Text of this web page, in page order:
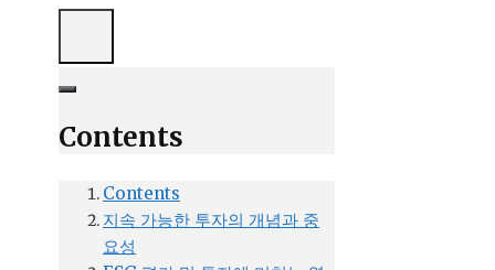
Contents
Contents
지속 가능한 투자의 개념과 중
요성